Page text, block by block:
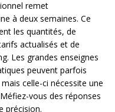
remet
à deux semaines. Ce
les quantités, de
actualisés et de
Les grandes enseignes
peuvent parfois
celle-ci nécessite une
vous des réponses
précision.